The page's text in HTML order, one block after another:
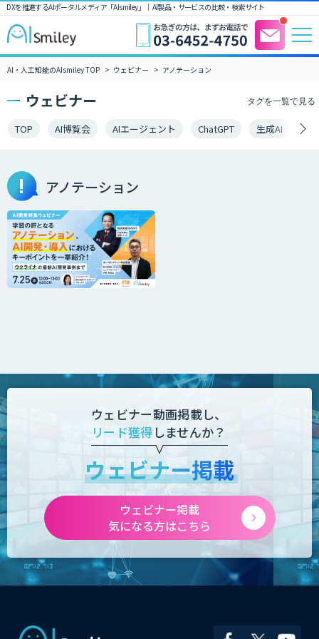
DXを推進するAIポータルメディア「AIsmiley」｜ AI製品・サービスの比較・検索サイト
AI・人工知能のAIsmiley TOP ウェビナー アノテーション
ウェビナー
TOP AI博覧会 AIエージェント ChatGPT 生成AI
タグを一覧で見る
アノテーション
ウェビナー動画掲載し、
リード獲得 しませんか？
ウェビナー掲載
ウェビナー掲載
気になる方はこちら